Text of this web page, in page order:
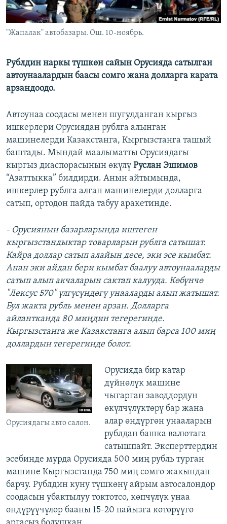
"Жапалак" автобазары. Ош. 10-ноябрь.
Рублдин наркы түшкөн сайын Орусияда сатылган
автоунаалардын баасы сомго жана долларга карата
арзандоодо.
Автоунаа соодасы менен шугулданган кыргыз
ишкерлери Орусиядан рублга алынган
машинелерди Казакстанга, Кыргызстанга ташый
баштады. Мындай маалыматты Орусиядагы
кыргыз диаспорасынын өкүлү Руслан Эшимов
“Азаттыкка” билдирди. Анын айтымында,
ишкерлер рублга алган машинелерди долларга
сатып, ортодон пайда табуу аракетинде.
- Орусиянын базарларында иштеген
кыргызстандыктар товарларын рублга сатышат.
Кайра доллар сатып алайын десе, эки эсе кымбат.
Анан эки айдан бери кымбат баалуу автоунааларды
сатып алып акчаларын сактап калууда. Көбүнчө
"Лексус 570" үлгүсүндөгү унааларды алып жатышат.
Бул жакта рубль менен арзан. Долларга
айлантканда 80 миңдин тегерегинде.
Кыргызстанга же Казакстанга алып барса 100 миң
доллардын тегерегинде болот.
Орусиядагы авто салон.
Орусияда бир катар
дүйнөлүк машине
чыгарган заводдордун
өкүлчүлүктөрү бар жана
алар өндүргөн унааларын
рублдан башка валютага
сатышпайт. Эксперттердин
эсебинде мурда Орусияда 500 миң рубль турган
машине Кыргызстанда 750 миң сомго жакындап
барчу. Рублдин куну түшкөнү айрым автосалондор
соодасын убактылуу токтотсо, көпчүлүк унаа
өндүрүүчүлөр бааны 15-20 пайызга көтөрүүгө